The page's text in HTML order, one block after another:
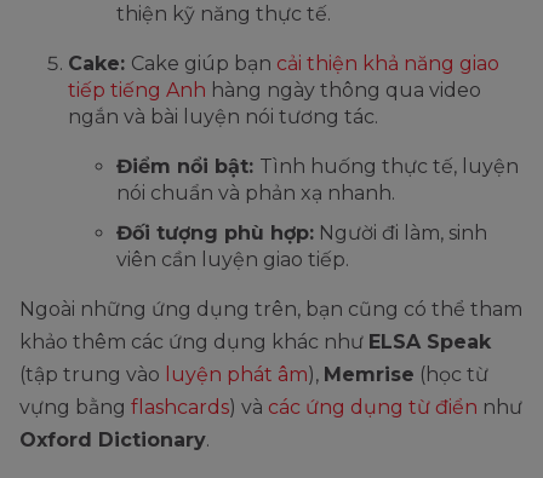
thiện kỹ năng thực tế.
Cake: Cake giúp bạn cải thiện khả năng giao
tiếp tiếng Anh hàng ngày thông qua video
ngắn và bài luyện nói tương tác.
Điểm nổi bật: Tình huống thực tế, luyện
nói chuẩn và phản xạ nhanh.
Đối tượng phù hợp: Người đi làm, sinh
viên cần luyện giao tiếp.
Ngoài những ứng dụng trên, bạn cũng có thể tham
khảo thêm các ứng dụng khác như ELSA Speak
(tập trung vào
luyện phát âm), Memrise (học từ
vựng bằng flashcards) và các ứng dụng từ điển như
Oxford Dictionary.